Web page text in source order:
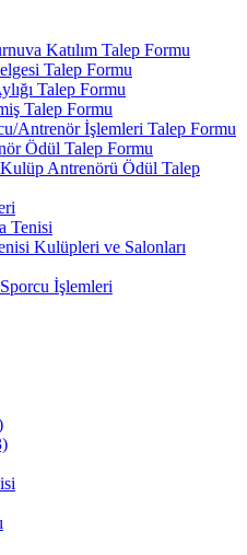
Katılım Talep Formu
Talep Formu
Talep Formu
Talep Formu
Antrenör İşlemleri Talep Formu
Ödül Talep Formu
Antrenörü Ödül Talep
Tenisi
Kulüpleri ve Salonları
İşlemleri